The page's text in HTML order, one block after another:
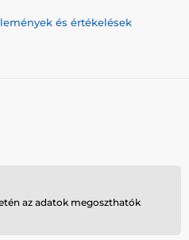
és értékelések
az adatok megoszthatók